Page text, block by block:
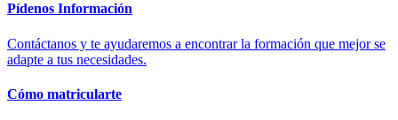
Pídenos Información
Contáctanos y te ayudaremos a encontrar la formación que mejor se
adapte a tus necesidades.
Cómo matricularte